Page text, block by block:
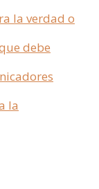
la verdad o
debe
la